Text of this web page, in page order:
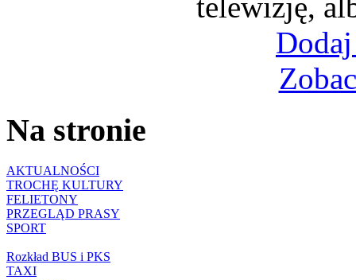
telewizję,
Na stronie
AKTUALNOŚCI
TROCHĘ KULTURY
FELIETONY
PRZEGLĄD PRASY
SPORT
Rozkład BUS i PKS
TAXI